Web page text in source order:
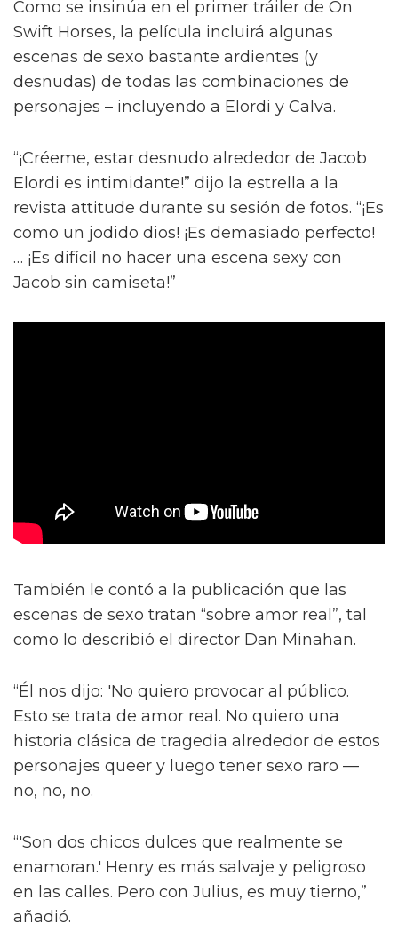
Como se insinúa en el primer tráiler de On
Swift Horses, la película incluirá algunas
escenas de sexo bastante ardientes (y
desnudas) de todas las combinaciones de
personajes – incluyendo a Elordi y Calva.
“¡Créeme, estar desnudo alrededor de Jacob
Elordi es intimidante!” dijo la estrella a la
revista attitude durante su sesión de fotos. “¡Es
como un jodido dios! ¡Es demasiado perfecto!
… ¡Es difícil no hacer una escena sexy con
Jacob sin camiseta!”
También le contó a la publicación que las
escenas de sexo tratan “sobre amor real”, tal
como lo describió el director Dan Minahan.
“Él nos dijo: 'No quiero provocar al público.
Esto se trata de amor real. No quiero una
historia clásica de tragedia alrededor de estos
personajes queer y luego tener sexo raro —
no, no, no.
“'Son dos chicos dulces que realmente se
enamoran.' Henry es más salvaje y peligroso
en las calles. Pero con Julius, es muy tierno,”
añadió.